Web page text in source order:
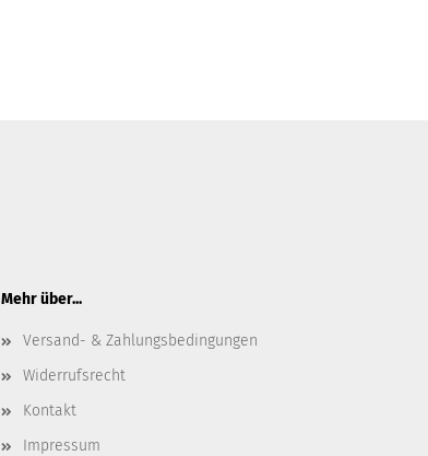
Mehr über...
Versand- & Zahlungsbedingungen
Widerrufsrecht
Kontakt
Impressum